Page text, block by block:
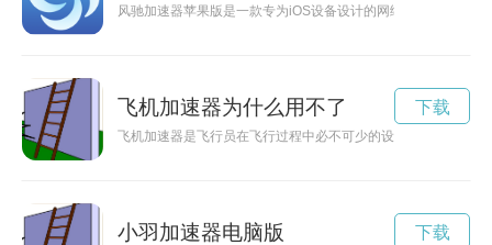
风驰加速器苹果版是一款专为iOS设备设计的网络加速工具，
飞机加速器为什么用不了
飞机加速器是飞行员在飞行过程中必不可少的设备，正确使用
下载
小羽加速器电脑版 下载